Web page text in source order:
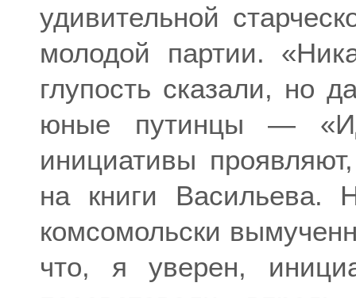
удивительной
молодой партии.
глупость сказали, но
юные путинцы —
инициативы
на книги Васильева.
комсомольски
что, я уверен,